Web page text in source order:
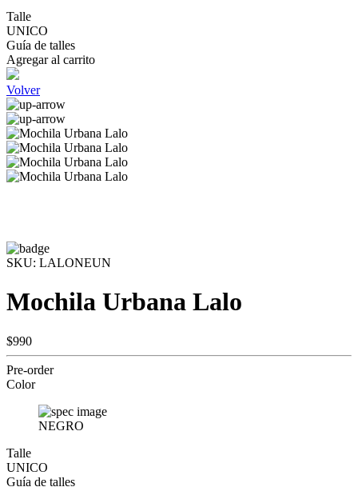
Talle
UNICO
Guía de talles
Agregar al carrito
Volver
SKU: LALONEUN
Mochila Urbana Lalo
$990
Pre-order
Color
NEGRO
Talle
UNICO
Guía de talles